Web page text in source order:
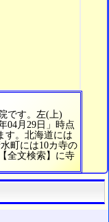
です。左(上)
04月29日」時点
す。北海道には
町には10カ寺の
全文検索】に寺